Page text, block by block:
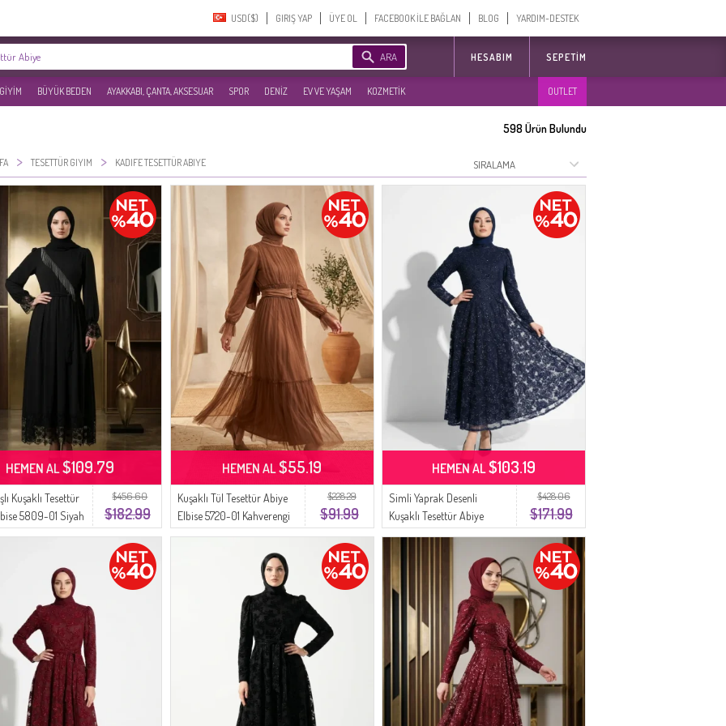
USD($)‎ GIRIŞ YAP ÜYE OL FACEBOOK İLE BAĞLAN BLOG YARDIM-DESTEK
ARA HESABIM SEPETIM
BÜYÜK BEDEN AYAKKABI, ÇANTA, AKSESUAR SPOR DENİZ EV VE YAŞAM KOZMETİK OUTLET
598Ürün Bulundu
> TESETTÜR GIYIM > KADIFE TESETTÜR ABIYE
$456.60
$182.99
Kuşaklı Tesettür
5809-01 Siyah
HEMEN AL$109.79
$228.29
$91.99
Kuşaklı Tül Tesettür Abiye
Elbise 5720-01 Kahverengi
HEMEN AL$55.19
$428.06
$171.99
Simli Yaprak Desenli
Kuşaklı Tesettür Abiye
Elbise 5850-01 Lacivert
HEMEN AL$103.19